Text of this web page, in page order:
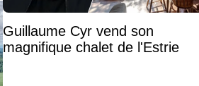
Guillaume Cyr vend son
magnifique chalet de l'Estrie